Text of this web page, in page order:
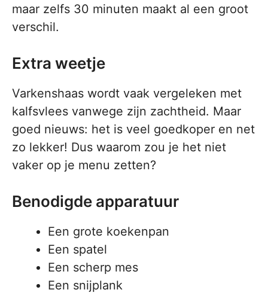
maar zelfs 30 minuten maakt al een groot
verschil.
Extra weetje
Varkenshaas wordt vaak vergeleken met
kalfsvlees vanwege zijn zachtheid. Maar
goed nieuws: het is veel goedkoper en net
zo lekker! Dus waarom zou je het niet
vaker op je menu zetten?
Benodigde apparatuur
Een grote koekenpan
Een spatel
Een scherp mes
Een snijplank